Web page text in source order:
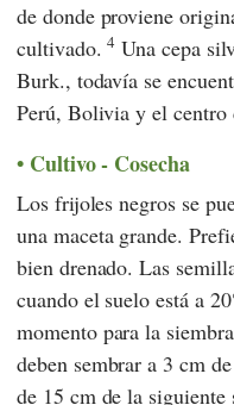
de donde proviene
cultivado.4 Una cepa
Burk., todavía se
Perú, Bolivia y el centro
Cultivo - Cosecha
Los frijoles negros se
una maceta grande.
bien drenado. Las
cuando el suelo está a
momento para la
deben sembrar a 3 cm
de 15 cm de la